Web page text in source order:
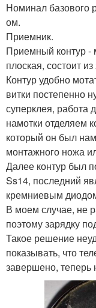
Номинал базового
ом.
Приемник.
Приемный контур -
плоская, состоит
Контур удобно
витки постепенно
суперклея, работа
намотки отделяем
который он был
монтажного ножа
Далее контур был
Ss14, последний
кремниевым
В моем случае, не
поэтому зарядку
Такое решение
показывать, что
завершено, теперь